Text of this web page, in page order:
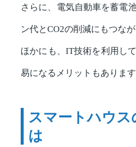
さらに、電気自動車を蓄電
ン代とCO2の削減にもつなが
ほかにも、IT技術を利用し
易になるメリットもあります
スマートハウス
は